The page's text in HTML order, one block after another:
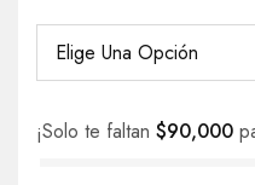
¡Solo te faltan $90,000